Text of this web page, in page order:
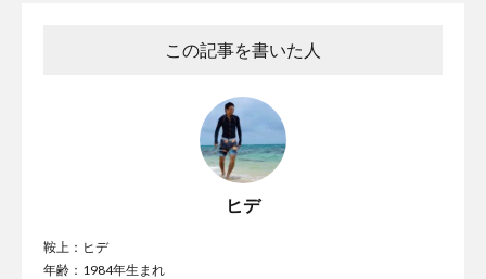
この記事を書いた人
ヒデ
鞍上：ヒデ
年齢：1984年生まれ